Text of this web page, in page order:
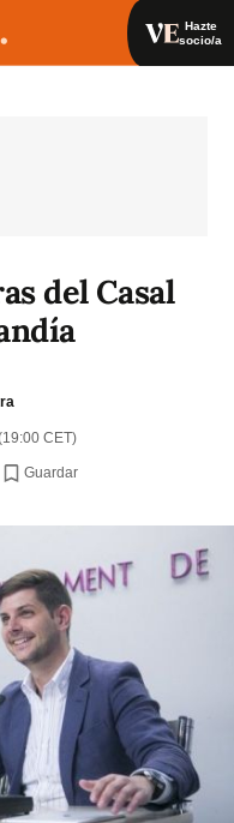
Hazte
socio/a
del Casal
CET)
Guardar